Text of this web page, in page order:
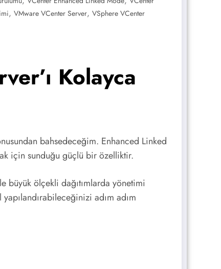
, VMware VCenter Server, VSphere VCenter
Kolayca
bahsedeceğim. Enhanced Linked
için sunduğu güçlü bir özelliktir.
büyük ölçekli dağıtımlarda yönetimi
adım adım